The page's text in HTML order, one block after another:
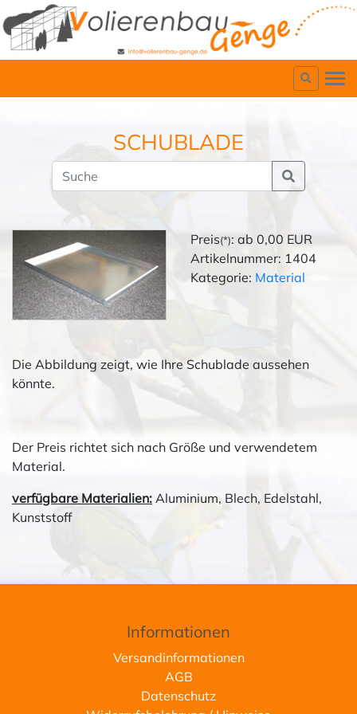
SCHUBLADE
Preis(*): ab 0,00 EUR
Artikelnummer: 1404
Kategorie: Material
Die Abbildung zeigt, wie Ihre Schublade aussehen
könnte.
Der Preis richtet sich nach Größe und verwendetem
Material.
verfügbare Materialien: Aluminium, Blech, Edelstahl,
Kunststoff
Informationen
Versandinformationen
AGB
Datenschutz